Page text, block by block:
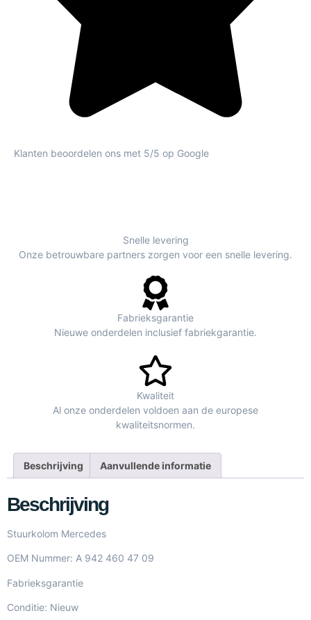
Klanten beoordelen ons met 5/5 op Google
Snelle levering
Onze betrouwbare partners zorgen voor een snelle levering.
Fabrieksgarantie
Nieuwe onderdelen inclusief fabriekgarantie.
Kwaliteit
Al onze onderdelen voldoen aan de europese
kwaliteitsnormen.
Beschrijving Aanvullende informatie
Beschrijving
Stuurkolom Mercedes
OEM Nummer: A 942 460 47 09
Fabrieksgarantie
Conditie: Nieuw